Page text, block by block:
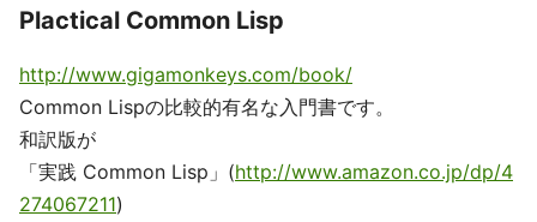
Plactical Common Lisp
http://www.gigamonkeys.com/book/
Common Lispの比較的有名な入門書です。
和訳版が
「実践 Common Lisp」(http://www.amazon.co.jp/dp/4
274067211)